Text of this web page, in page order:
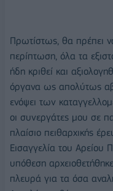
Πρωτίστως, θα πρέπει
περίπτωση, όλα τα
ήδη κριθεί και
όργανα ως απολύτως
ενόψει των
οι συνεργάτες μου σε
πλαίσιο πειθαρχικής
Εισαγγελία του Αρείου
υπόθεση
πλευρά για τα όσα